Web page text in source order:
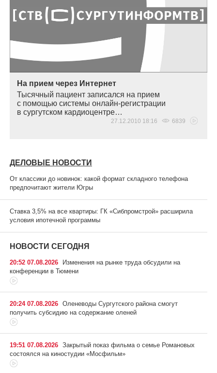
На прием через Интернет
Тысячный пациент записался на прием
с помощью системы онлайн-регистрации
в сургутском кардиоцентре…
27.12.2010 18:16 6839
ДЕЛОВЫЕ НОВОСТИ
От классики до новинок: какой формат складного телефона
предпочитают жители Югры
Ставка 3,5% на все квартиры: ГК «Сибпромстрой» расширила
условия ипотечной программы
НОВОСТИ СЕГОДНЯ
20:52 07.08.2026
Изменения на рынке труда обсудили на
конференции в Тюмени
20:24 07.08.2026 Оленеводы Сургутского района смогут
получить субсидию на содержание оленей
19:51 07.08.2026 Закрытый показ фильма о семье Романовых
состоялся на киностудии «Мосфильм»